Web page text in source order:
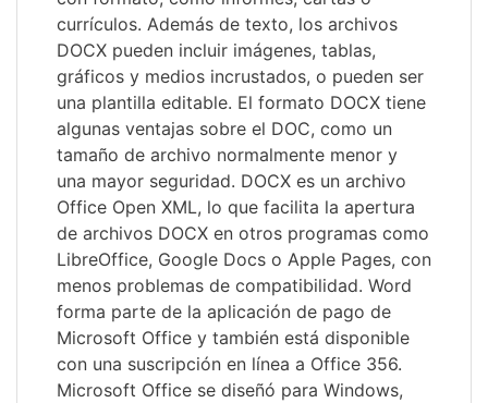
currículos. Además de texto, los archivos
DOCX pueden incluir imágenes, tablas,
gráficos y medios incrustados, o pueden ser
una plantilla editable. El formato DOCX tiene
algunas ventajas sobre el DOC, como un
tamaño de archivo normalmente menor y
una mayor seguridad. DOCX es un archivo
Office Open XML, lo que facilita la apertura
de archivos DOCX en otros programas como
LibreOffice, Google Docs o Apple Pages, con
menos problemas de compatibilidad. Word
forma parte de la aplicación de pago de
Microsoft Office y también está disponible
con una suscripción en línea a Office 356.
Microsoft Office se diseñó para Windows,